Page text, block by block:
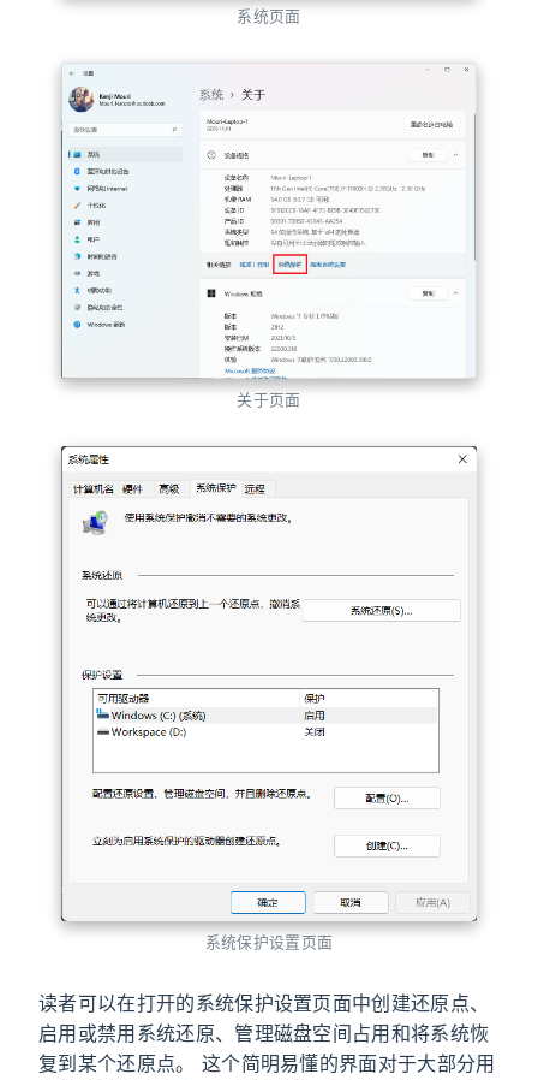
系统页面
关于页面
系统保护设置页面
读者可以在打开的系统保护设置页面中创建还原点、
启用或禁用系统还原、管理磁盘空间占用和将系统恢
复到某个还原点。 这个简明易懂的界面对于大部分用